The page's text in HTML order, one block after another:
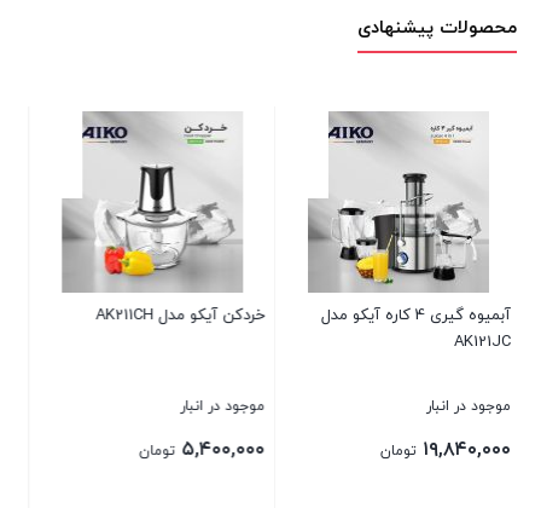
محصولات پیشنهادی
اتو بخار آیکو AK146SI
۸,۰۴۰,۰۰۰
سرخ کن آیکو مدل AK470FR
۱۹,۲۰۰,۰۰۰